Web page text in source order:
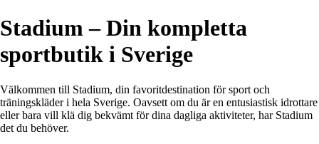
Stadium – Din kompletta
sportbutik i Sverige
Välkommen till Stadium, din favoritdestination för sport och
träningskläder i hela Sverige. Oavsett om du är en entusiastisk idrottare
eller bara vill klä dig bekvämt för dina dagliga aktiviteter, har Stadium
det du behöver.